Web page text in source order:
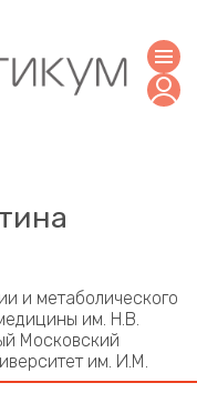
и метаболического
им. Н.В.
Московский
им. И.М.